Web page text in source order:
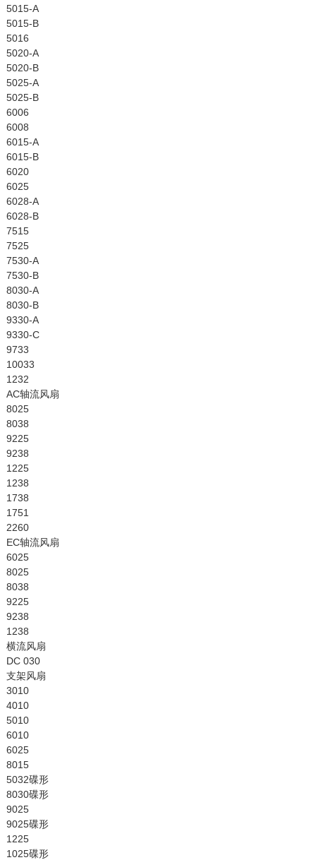
5015-A
5015-B
5016
5020-A
5020-B
5025-A
5025-B
6006
6008
6015-A
6015-B
6020
6025
6028-A
6028-B
7515
7525
7530-A
7530-B
8030-A
8030-B
9330-A
9330-C
9733
10033
1232
AC轴流风扇
8025
8038
9225
9238
1225
1238
1738
1751
2260
EC轴流风扇
6025
8025
8038
9225
9238
1238
横流风扇
DC 030
支架风扇
3010
4010
5010
6010
6025
8015
5032碟形
8030碟形
9025
9025碟形
1225
1025碟形